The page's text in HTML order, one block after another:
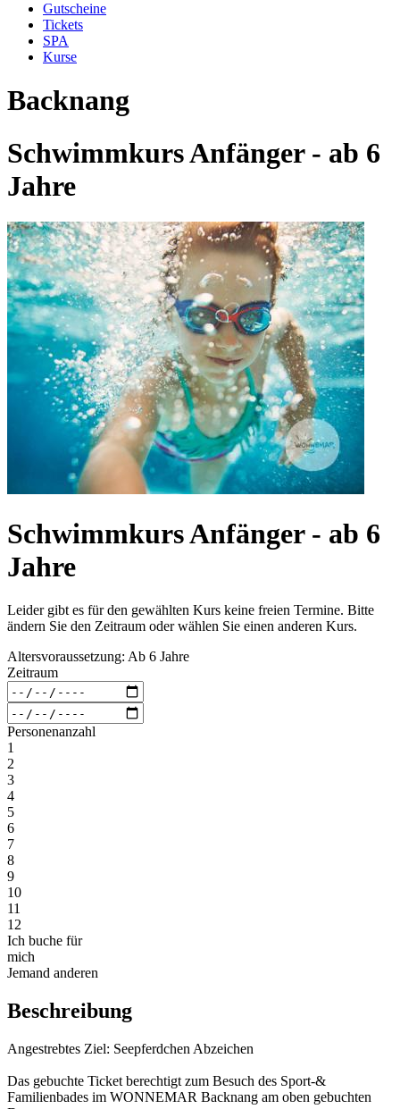
Gutscheine
Tickets
SPA
Kurse
Backnang
Schwimmkurs Anfänger - ab 6
Jahre
Schwimmkurs Anfänger - ab 6
Jahre
Leider gibt es für den gewählten Kurs keine freien Termine. Bitte
ändern Sie den Zeitraum oder wählen Sie einen anderen Kurs.
Altersvoraussetzung: Ab 6 Jahre
Zeitraum
Personenanzahl
1
2
3
4
5
6
7
8
9
10
11
12
Ich buche für
mich
Jemand anderen
Beschreibung
Angestrebtes Ziel: Seepferdchen Abzeichen
Das gebuchte Ticket berechtigt zum Besuch des Sport-&
Familienbades im WONNEMAR Backnang am oben gebuchten